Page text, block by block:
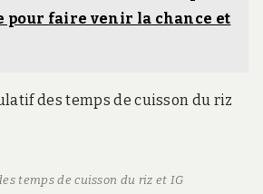
pour faire venir la chance et
temps de cuisson du riz et IG